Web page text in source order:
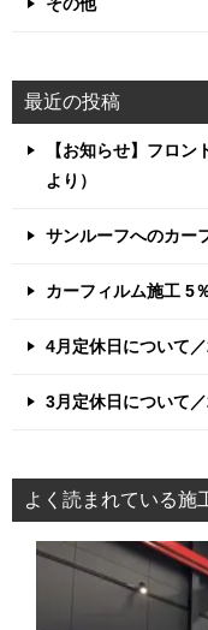
最近の投稿
【お知らせ】フロ
より）
サンルーフへのカー
カーフィルム施工 5
4月定休日について
3月定休日について
よく読まれている施